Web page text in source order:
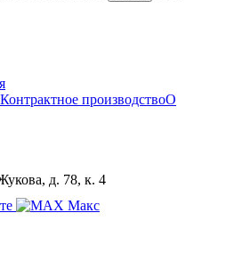
Контрактное производствоО
д. 78, к. 4
Макс